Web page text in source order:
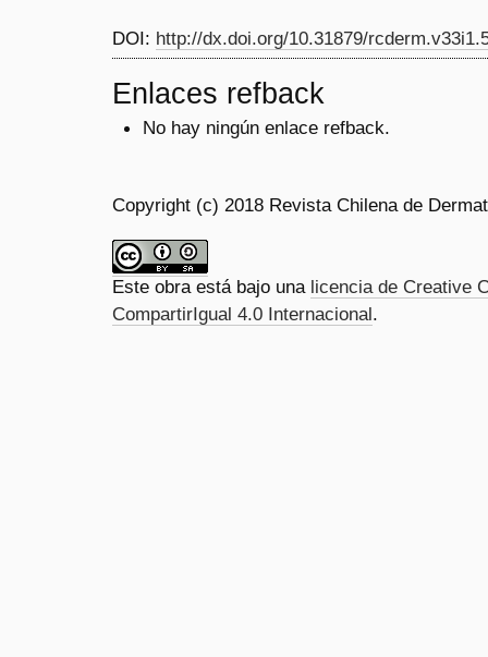
DOI: http://dx.doi.org/10.31879/
Enlaces refback
No hay ningún enlace refback.
Copyright (c) 2018 Revista Chilena de
Este obra está bajo una licencia de Creative
CompartirIgual 4.0 Internacional.